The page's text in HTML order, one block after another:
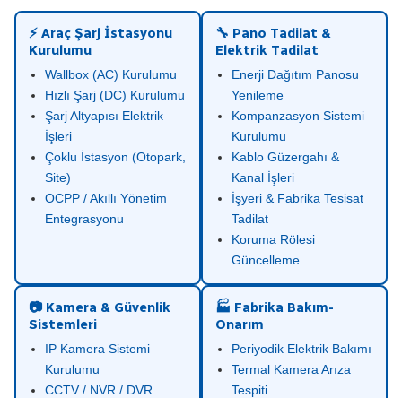
⚡ Araç Şarj İstasyonu
Kurulumu
Wallbox (AC) Kurulumu
Hızlı Şarj (DC) Kurulumu
Şarj Altyapısı Elektrik
İşleri
Çoklu İstasyon (Otopark,
Site)
OCPP / Akıllı Yönetim
Entegrasyonu
🔧 Pano Tadilat &
Elektrik Tadilat
Enerji Dağıtım Panosu
Yenileme
Kompanzasyon Sistemi
Kurulumu
Kablo Güzergahı &
Kanal İşleri
İşyeri & Fabrika Tesisat
Tadilat
Koruma Rölesi
Güncelleme
📷 Kamera & Güvenlik
Sistemleri
IP Kamera Sistemi
Kurulumu
CCTV / NVR / DVR
🏭 Fabrika Bakım-
Onarım
Periyodik Elektrik Bakımı
Termal Kamera Arıza
Tespiti